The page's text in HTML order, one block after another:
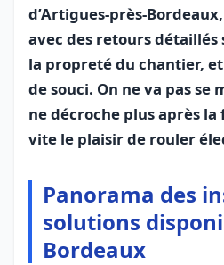
avec des retours
la propreté du chantier,
de souci. On ne va pas se
ne décroche plus après
vite le plaisir de rouler
Panorama des
solutions
Bordeaux